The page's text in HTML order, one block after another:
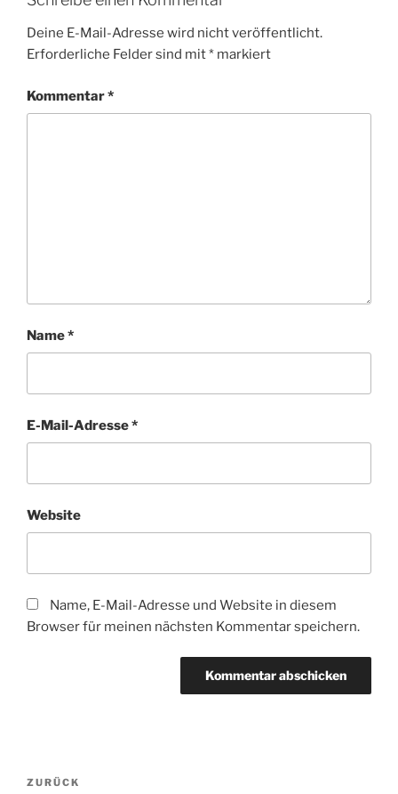
Deine E-Mail-Adresse wird nicht veröffentlicht.
Erforderliche Felder sind mit* markiert
Kommentar*
Name*
E-Mail-Adresse*
Website
Name, E-Mail-Adresse und Website in diesem
Browser für meinen nächsten Kommentar speichern.
Beitragsnavigation
Vorheriger
ZURÜCK